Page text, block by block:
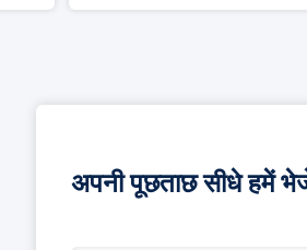
अपनी पूछताछ सीधे हमें